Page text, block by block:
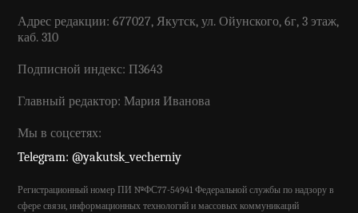
Адрес редакции: 677027, Якутск, ул. Ойунского, 6г, 3 этаж,
каб. 310
Подписной индекс: П3643
Главный редактор: Мария Иванова
Мы в соцсетях:
Telegram: @yakutsk_vecherniy
Регистрационный номер ПИ №ФС77-54941 Федеральной службы по надзору в
сфере связи, информационных технологий и массовых коммуникаций